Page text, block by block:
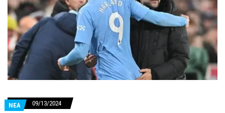
ΝΕΑ 09/13/2024